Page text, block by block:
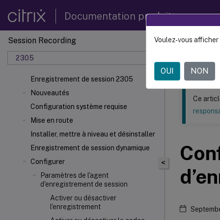
Documentation produit
Session Recording
2305
Enregistrement de session 2305
Nouveautés
Configuration système requise
Mise en route
Installer, mettre à niveau et désinstaller
Enregistrement de session dynamique
Configurer
Paramètres de l'agent
d'enregistrement de session
Activer ou désactiver
l'enregistrement
Ce contenu a
<
Ce
Voulez-vous
OUI NON